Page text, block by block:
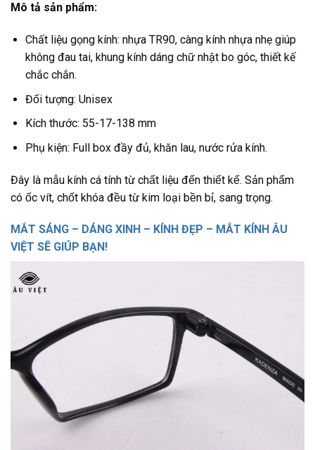
Mô tả sản phẩm:
Chất liệu gọng kính: nhựa TR90, càng kính nhựa nhẹ giúp
không đau tai, khung kính dáng chữ nhật bo góc, thiết kế
chắc chắn.
Đối tượng: Unisex
Kích thước: 55-17-138 mm
Phụ kiện: Full box đầy đủ, khăn lau, nước rửa kính.
Đây là mẫu kính cá tính từ chất liệu đến thiết kế. Sản phẩm
có ốc vít, chốt khóa đều từ kim loại bền bỉ, sang trọng.
MẮT SÁNG – DÁNG XINH – KÍNH ĐẸP – MẮT KÍNH ÂU
VIỆT SẼ GIÚP BẠN!